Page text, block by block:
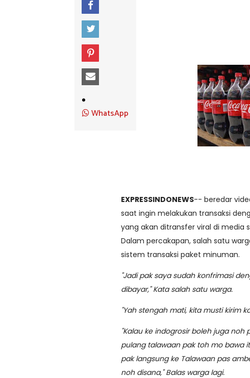
WhatsApp
EXPRESSINDONEWS-- beredar
saat ingin melakukan transaksi
yang akan ditransfer viral di media
Dalam percakapan, salah satu
sistem transaksi paket minuman.
"Jadi pak saya sudah konfrimasi
dibayar," Kata salah satu warga.
"Yah stengah mati, kita musti kirim
"Kalau ke indogrosir boleh juga
pulang talawaan pak toh mo bawa
pak langsung ke Talawaan pas
noh disana," Balas warga lagi.